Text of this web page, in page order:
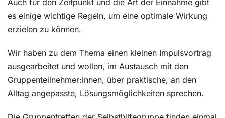
Auch für den Zeitpunkt und die Art der Einnahme gibt
es einige wichtige Regeln, um eine optimale Wirkung
erzielen zu können.
Wir haben zu dem Thema einen kleinen Impulsvortrag
ausgearbeitet und wollen, im Austausch mit den
Gruppenteilnehmer:innen, über praktische, an den
Alltag angepasste, Lösungsmöglichkeiten sprechen.